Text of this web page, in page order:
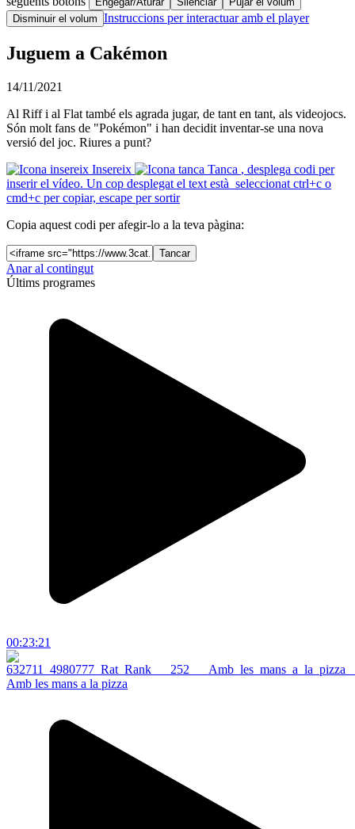
Disminuir el volum Instruccions per interactuar amb el player
Juguem a Cakémon
14/11/2021
Al Riff i al Flat també els agrada jugar, de tant en tant, als videojocs.
Són molt fans de "Pokémon" i han decidit inventar-se una nova
versió del joc. Riures a punt?
Insereix
Tanca , desplega codi per
inserir el vídeo. Un cop desplegat el text està seleccionat ctrl+c o
cmd+c per copiar, escape per sortir
Copia aquest codi per afegir-lo a la teva pàgina:
Tancar
Anar al contingut
Últims programes
00:23:21
Amb les mans a la pizza